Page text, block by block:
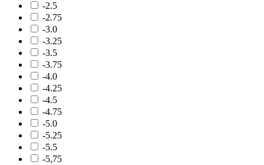
-2.5
-2.75
-3.0
-3.25
-3.5
-3.75
-4.0
-4.25
-4.5
-4.75
-5.0
-5.25
-5.5
-5,75